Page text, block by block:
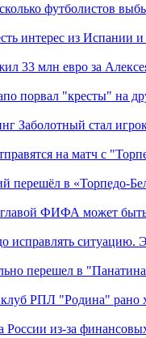
футболистов
интерес из Испании
33 млн евро за
порвал "кресты" на
Заболотный стал
на матч с
перешёл в «Торпедо-
главой ФИФА может
исправлять
перешел в
РПЛ "Родина" рано
России из-за